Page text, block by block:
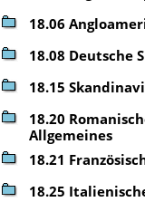
18.06
18.08 Deutsche
18.15
18.20
Allgemeines
18.21
18.25